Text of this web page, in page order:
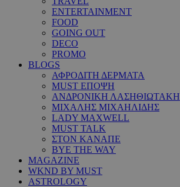
ENTERTAINMENT
FOOD
GOING OUT
DECO
PROMO
BLOGS
ΑΦΡΟΔΙΤΗ ΔΕΡΜΑΤΑ
MUST ΕΠΟΨΗ
ΑΝΔΡΟΝΙΚΗ ΛΑΣΗΘΙΩΤΑΚΗ
ΜΙΧΑΛΗΣ ΜΙΧΑΗΛΙΔΗΣ
LADY MAXWELL
MUST TALK
ΣΤΟΝ ΚΑΝΑΠΕ
BYE THE WAY
MAGAZINE
WKND BY MUST
ASTROLOGY